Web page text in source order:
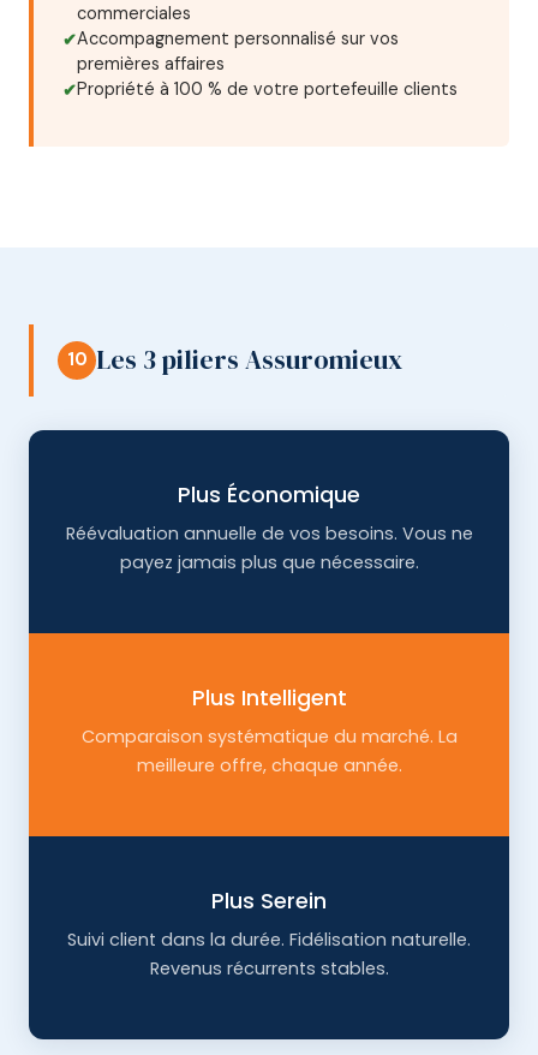
commerciales
Accompagnement personnalisé sur vos
premières affaires
Propriété à 100 % de votre portefeuille clients
10 Les 3 piliers Assuromieux
Plus Économique
Réévaluation annuelle de vos besoins. Vous ne
payez jamais plus que nécessaire.
Plus Intelligent
Comparaison systématique du marché. La
meilleure offre, chaque année.
Plus Serein
Suivi client dans la durée. Fidélisation naturelle.
Revenus récurrents stables.